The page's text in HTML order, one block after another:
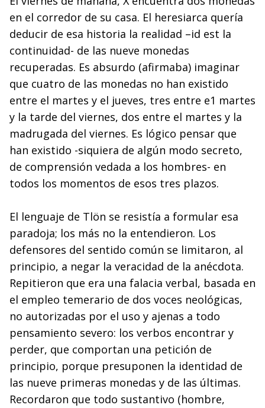
en el corredor de su casa. El heresiarca quería
deducir de esa historia la realidad –id est la
continuidad- de las nueve monedas
recuperadas. Es absurdo (afirmaba) imaginar
que cuatro de las monedas no han existido
entre el martes y el jueves, tres entre e1 martes
y la tarde del viernes, dos entre el martes y la
madrugada del viernes. Es lógico pensar que
han existido -siquiera de algún modo secreto,
de comprensión vedada a los hombres- en
todos los momentos de esos tres plazos.
El lenguaje de Tlön se resistía a formular esa
paradoja; los más no la entendieron. Los
defensores del sentido común se limitaron, al
principio, a negar la veracidad de la anécdota.
Repitieron que era una falacia verbal, basada en
el empleo temerario de dos voces neológicas,
no autorizadas por el uso y ajenas a todo
pensamiento severo: los verbos encontrar y
perder, que comportan una petición de
principio, porque presuponen la identidad de
las nueve primeras monedas y de las últimas.
Recordaron que todo sustantivo (hombre,